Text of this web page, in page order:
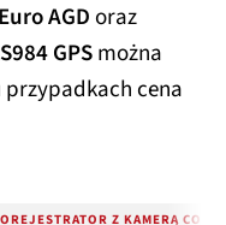
AGDoraz
GPSmożna
przypadkach cena
Z KAMERĄ